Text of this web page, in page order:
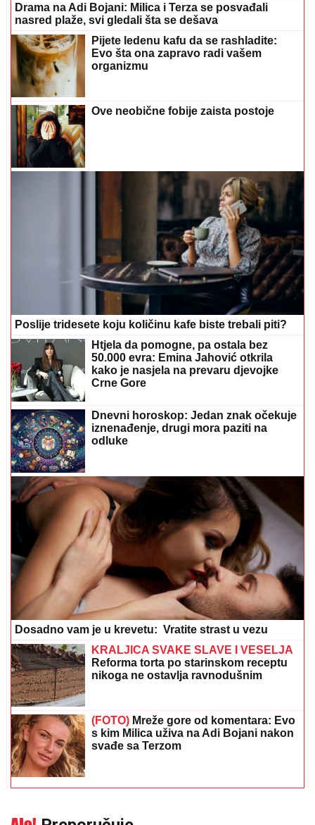
Drama na Adi Bojani: Milica i Terza se posvađali
nasred plaže, svi gledali šta se dešava
Pijete ledenu kafu da se rashladite:
Evo šta ona zapravo radi vašem
organizmu
Ove neobične fobije zaista postoje
Poslije tridesete koju količinu kafe biste trebali piti?
Htjela da pomogne, pa ostala bez
50.000 evra: Emina Jahović otkrila
kako je nasjela na prevaru djevojke
Crne Gore
Dnevni horoskop: Jedan znak očekuje
iznenađenje, drugi mora paziti na
odluke
Dosadno vam je u krevetu: Vratite strast u vezu
KRALJICA SVAKE SLAVE I VESELJA
Reforma torta po starinskom receptu
nikoga ne ostavlja ravnodušnim
(FOTO) Mreže gore od komentara: Evo
s kim Milica uživa na Adi Bojani nakon
svađe sa Terzom